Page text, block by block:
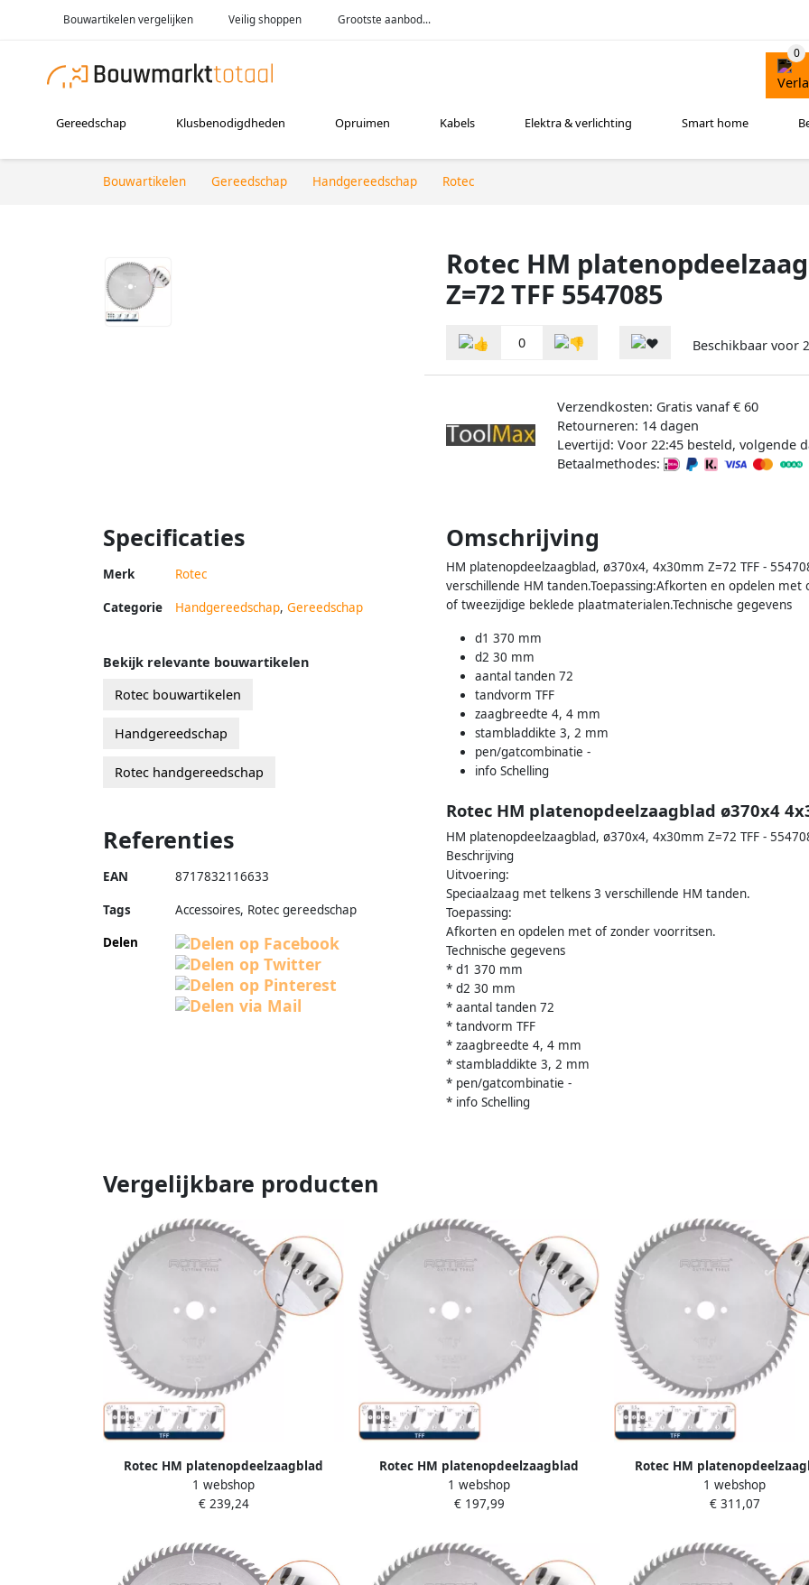
Bouwartikelen vergelijken Veilig shoppen Grootste aanbod...
Gereedschap Klusbenodigdheden Opruimen Kabels Elektra & verlichting Smart home
Bouwartikelen Gereedschap Handgereedschap Rotec
Rotec HM
Z=72 TFF 5547085
0 Beschikbaar voor
Verzendkosten: Gratis vanaf € 60
Retourneren: 14 dagen
Levertijd: Voor 22:45 besteld, volgende
Betaalmethodes:
Specificaties
Merk Rotec
Categorie Handgereedschap, Gereedschap
Omschrijving
HM platenopdeelzaagblad, ø370x4, 4x30mm Z=72 TFF -
verschillende HM tanden.Toepassing:Afkorten en opdelen
of tweezijdige beklede plaatmaterialen.Technische gegevens
d1 370 mm
d2 30 mm
aantal tanden 72
tandvorm TFF
zaagbreedte 4, 4 mm
stambladdikte 3, 2 mm
pen/gatcombinatie -
info Schelling
Rotec HM platenopdeelzaagblad ø370x4
HM platenopdeelzaagblad, ø370x4, 4x30mm Z=72 TFF -
Beschrijving
Uitvoering:
Speciaalzaag met telkens 3 verschillende HM tanden.
Toepassing:
Afkorten en opdelen met of zonder voorritsen.
Technische gegevens
* d1 370 mm
* d2 30 mm
* aantal tanden 72
* tandvorm TFF
* zaagbreedte 4, 4 mm
* stambladdikte 3, 2 mm
* pen/gatcombinatie -
* info Schelling
Bekijk relevante bouwartikelen
Rotec bouwartikelen
Handgereedschap
Rotec handgereedschap
Referenties
EAN 8717832116633
Tags
Accessoires, Rotec gereedschap
Delen
Vergelijkbare producten
Rotec HM platenopdeelzaagblad
ø400x4 2x30mm Z=72 TFF 5547100
1 webshop
€ 239,24
Rotec HM platenopdeelzaagblad
ø350x4 4x50mm Z=72 TFF 5547050
1 webshop
€ 197,99
Rotec HM
ø480x4 8x80mm Z=72 TFF
1 webshop
€ 311,07